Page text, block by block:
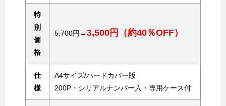
特
別
価
格
5,700円→3,500円（約40％OFF）
仕
様
A4サイズ/ハードカバー版
200P・シリアルナンバー入・専用ケース付